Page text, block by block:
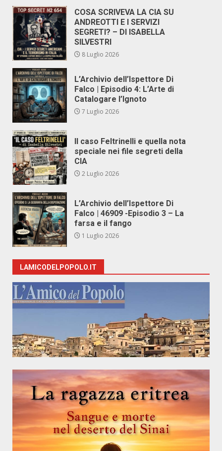
COSA SCRIVEVA LA CIA SU
ANDREOTTI E I SERVIZI
SEGRETI? – DI ISABELLA
SILVESTRI
8 Luglio 2026
L’Archivio dell’Ispettore Di
Falco | Episodio 4: L’Arte di
Catalogare l’Ignoto
7 Luglio 2026
Il caso Feltrinelli e quella nota
speciale nei file segreti della
CIA
2 Luglio 2026
L’Archivio dell’Ispettore Di
Falco | 46909 -Episodio 3 – La
farsa e il fango
1 Luglio 2026
LAMICODELPOPOLO.IT